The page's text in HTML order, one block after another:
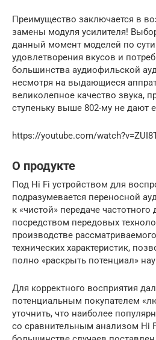
Преимущество заключается в
замены модуля усилителя!
данный момент моделей по сути
удовлетворения вкусов и
большинства аудиофильской
несмотря на выдающиеся
великолепное качество звука,
ступеньку выше 802-му не дают
https://youtube.com/
О продукте
Под Hi Fi устройством для
подразумевается переносной
к «чистой» передаче частотного
посредством передовых
производстве
технических характеристик,
полно «раскрыть потенциал»
Для корректного восприятия
потенциальным покупателем
уточнить, что наиболее
со сравнительным анализом Hi